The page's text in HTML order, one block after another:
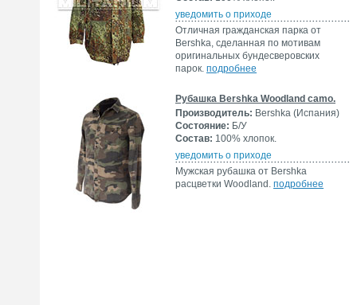
уведомить о приходе
Отличная гражданская парка от
Bershka, сделанная по мотивам
оригинальных бундесверовских
парок. подробнее
Рубашка Bershka Woodland camo.
Производитель: Bershka (Испания)
Состояние: Б/У
Состав: 100% хлопок.
уведомить о приходе
Мужская рубашка от Bershka
расцветки Woodland. подробнее